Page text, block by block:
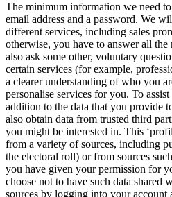
The minimum information we need
email address and a password. We
different services, including sales
otherwise, you have to answer all
also ask some other, voluntary
certain services (for example,
a clearer understanding of who you
personalise services for you. To
addition to the data that you provide
also obtain data from trusted third
you might be interested in. This
from a variety of sources, including
the electoral roll) or from sources
you have given your permission for
choose not to have such data shared
sources by logging into your account